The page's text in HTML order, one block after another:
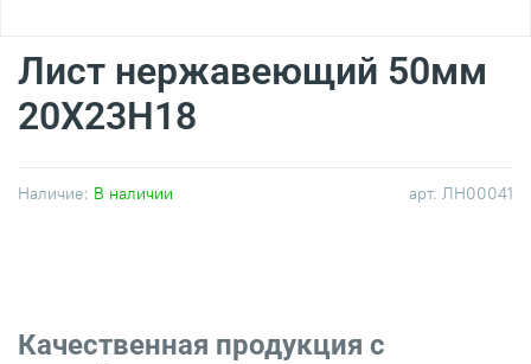
арт. ЛН00041
Наличие: В наличии
Лист нержавеющий 50мм
20Х23Н18
Качественная продукция с